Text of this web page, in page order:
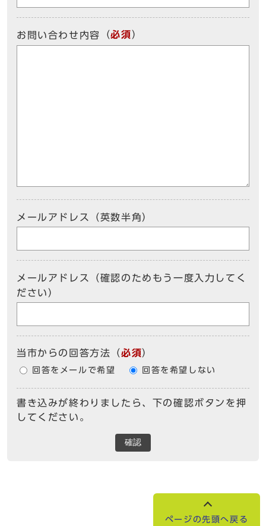
お問い合わせ内容 （必須）
メールアドレス（英数半角）
メールアドレス（確認のためもう一度入力してく
ださい）
当市からの回答方法 （必須）
回答をメールで希望 回答を希望しない
書き込みが終わりましたら、下の確認ボタンを押
してください。
確認
ページの先頭へ戻る